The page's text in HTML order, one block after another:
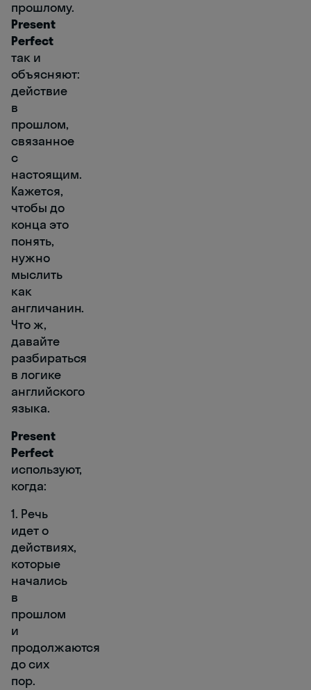
прошлому.
Present
Perfect
так и
объясняют:
действие
в
прошлом,
связанное
с
настоящим.
Кажется,
чтобы до
конца это
понять,
нужно
мыслить
как
англичанин.
Что ж,
давайте
разбираться
в логике
английского
языка.
Present
Perfect
используют,
когда:
1. Речь
идет о
действиях,
которые
начались
в
прошлом
и
продолжаются
до сих
пор.